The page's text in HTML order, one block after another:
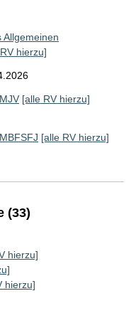
hierzu]
[alle RV hierzu]
[alle RV hierzu]
(33)
hierzu]
hierzu]